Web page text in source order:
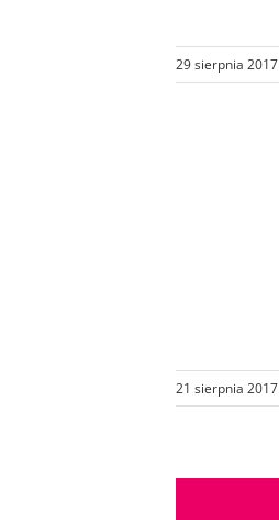
29 sierpnia 2017
21 sierpnia 2017